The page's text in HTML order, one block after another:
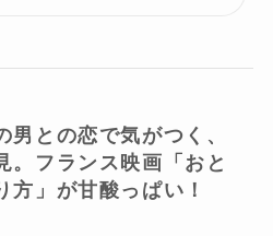
男との恋で気がつく、
。フランス映画「おと
方」が甘酸っぱい！